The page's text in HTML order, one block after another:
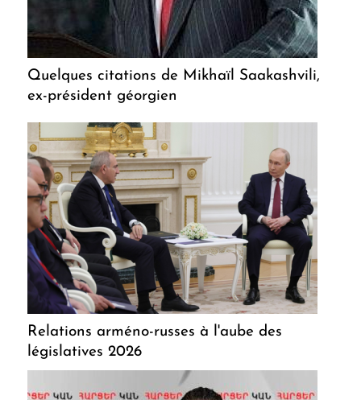
Quelques citations de Mikhaïl Saakashvili,
ex-président géorgien
Relations arméno-russes à l'aube des
législatives 2026